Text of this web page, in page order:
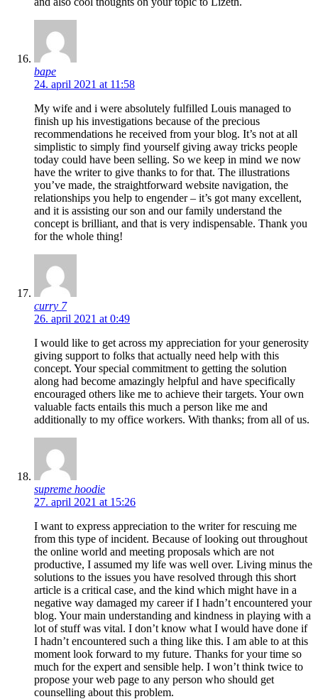
bape
24. april 2021 at 11:58
My wife and i were absolutely fulfilled Louis managed to
finish up his investigations because of the precious
recommendations he received from your blog. It’s not at all
simplistic to simply find yourself giving away tricks people
today could have been selling. So we keep in mind we now
have the writer to give thanks to for that. The illustrations
you’ve made, the straightforward website navigation, the
relationships you help to engender – it’s got many excellent,
and it is assisting our son and our family understand the
concept is brilliant, and that is very indispensable. Thank you
for the whole thing!
curry 7
26. april 2021 at 0:49
I would like to get across my appreciation for your generosity
giving support to folks that actually need help with this
concept. Your special commitment to getting the solution
along had become amazingly helpful and have specifically
encouraged others like me to achieve their targets. Your own
valuable facts entails this much a person like me and
additionally to my office workers. With thanks; from all of us.
supreme hoodie
27. april 2021 at 15:26
I want to express appreciation to the writer for rescuing me
from this type of incident. Because of looking out throughout
the online world and meeting proposals which are not
productive, I assumed my life was well over. Living minus the
solutions to the issues you have resolved through this short
article is a critical case, and the kind which might have in a
negative way damaged my career if I hadn’t encountered your
blog. Your main understanding and kindness in playing with a
lot of stuff was vital. I don’t know what I would have done if
I hadn’t encountered such a thing like this. I am able to at this
moment look forward to my future. Thanks for your time so
much for the expert and sensible help. I won’t think twice to
propose your web page to any person who should get
counselling about this problem.